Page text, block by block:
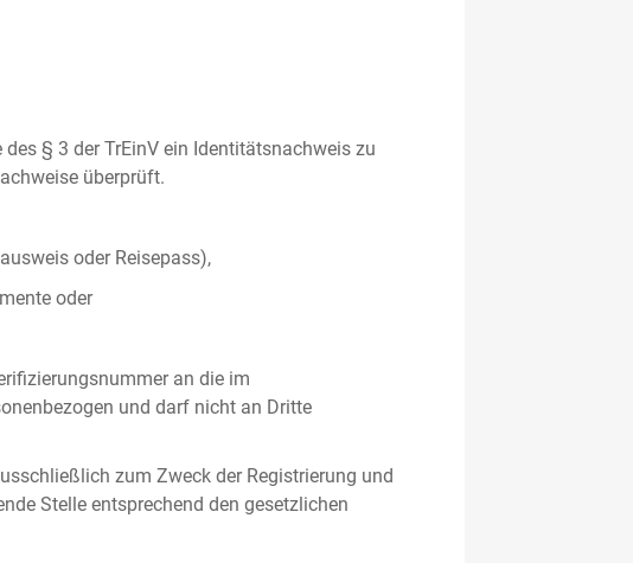
§ 3 der TrEinV ein Identitätsnachweis zu
überprüft.
oder Reisepass),
oder
an die im
und darf nicht an Dritte
zum Zweck der Registrierung und
Stelle entsprechend den gesetzlichen